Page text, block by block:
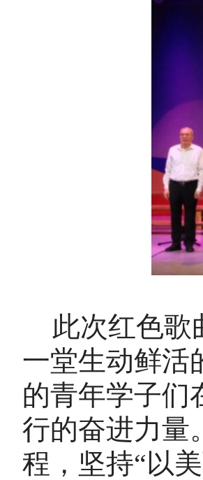
此次红色歌
一堂生动鲜活
的青年学子们
行的奋进力量
程， 坚持“以